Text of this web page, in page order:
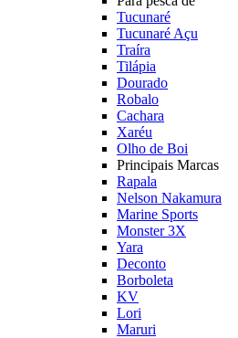
Tucunaré
Tucunaré Açu
Traíra
Tilápia
Dourado
Robalo
Cachara
Xaréu
Olho de Boi
Principais Marcas
Rapala
Nelson Nakamura
Marine Sports
Monster 3X
Yara
Deconto
Borboleta
KV
Lori
Maruri